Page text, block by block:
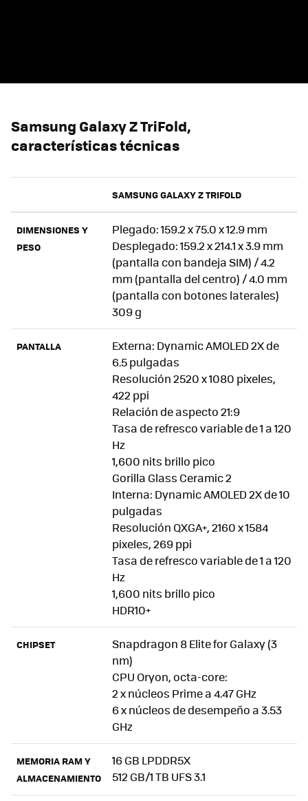
Samsung Galaxy Z TriFold,
características técnicas
SAMSUNG GALAXY Z TRIFOLD
DIMENSIONES Y
PESO
Plegado: 159.2 x 75.0 x 12.9 mm
Desplegado: 159.2 x 214.1 x 3.9 mm
(pantalla con bandeja SIM) / 4.2
mm (pantalla del centro) / 4.0 mm
(pantalla con botones laterales)
309 g
PANTALLA
Externa: Dynamic AMOLED 2X de
6.5 pulgadas
Resolución 2520 x 1080 pixeles,
422 ppi
Relación de aspecto 21:9
Tasa de refresco variable de 1 a 120
Hz
1,600 nits brillo pico
Gorilla Glass Ceramic 2
Interna: Dynamic AMOLED 2X de 10
pulgadas
Resolución QXGA+, 2160 x 1584
pixeles, 269 ppi
Tasa de refresco variable de 1 a 120
Hz
1,600 nits brillo pico
HDR10+
CHIPSET
Snapdragon 8 Elite for Galaxy (3
nm)
CPU Oryon, octa-core:
2 x núcleos Prime a 4.47 GHz
6 x núcleos de desempeño a 3.53
GHz
MEMORIA RAM Y
ALMACENAMIENTO
16 GB LPDDR5X
512 GB/1 TB UFS 3.1